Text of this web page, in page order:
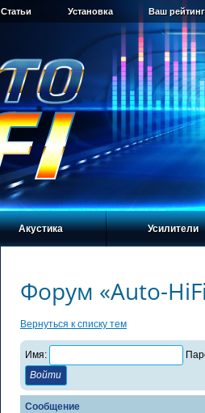
Статьи Установка Ваш
Акустика Усилители
Форум «Auto-
Вернуться к списку тем
Имя:
Сообщение